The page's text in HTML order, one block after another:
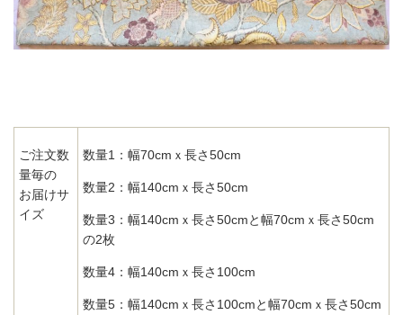
ご注文数
量毎の
お届けサ
イズ
数量1：幅70cmｘ長さ50cm
数量2：幅140cmｘ長さ50cm
数量3：幅140cmｘ長さ50cmと幅70cmｘ長さ50cm
の2枚
数量4：幅140cmｘ長さ100cm
数量5：幅140cmｘ長さ100cmと幅70cmｘ長さ50cm